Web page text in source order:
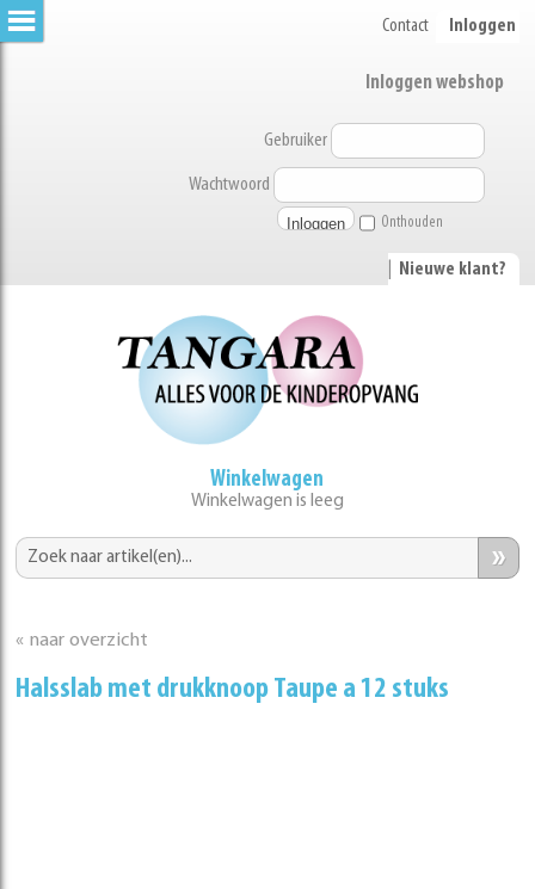
Contact Inloggen
Inloggen webshop
Gebruiker
Wachtwoord
Onthouden
Nieuwe klant?
Winkelwagen
Winkelwagen is leeg
»
« naar overzicht
Halsslab met drukknoop Taupe a 12 stuks